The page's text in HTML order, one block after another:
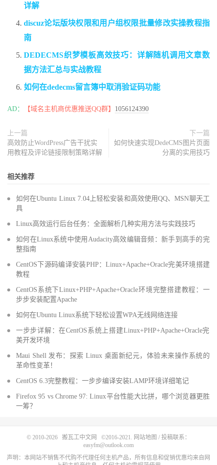
详解
discuz论坛版块权限和用户组权限批量修改实操教程指
南
DEDECMS织梦模板高效技巧：详解随机调用文章数
据方法汇总与实战教程
如何在dedecms留言簿中取消验证码功能
AD： 【域名主机商优惠推送QQ群】 1056124390
上一篇
高效防止WordPress广告干扰实
用教程及评论链接限制策略详解
下一篇
如何快速实现DedeCMS图片页面
分离的实用技巧
相关推荐
如何在Ubuntu Linux 7.04上轻松安装和高效使用QQ、MSN聊天工
具
Linux高效运行后台任务：全面解析几种实用方法与实践技巧
如何在Linux系统中使用Audacity高效编辑音频：新手到高手的完
整指南
CentOS下源码编译安装PHP：Linux+Apache+Oracle完美环境搭建
教程
CentOS系统下Linux+PHP+Apache+Oracle环境完整搭建教程：一
步步安装配置Apache
如何在Ubuntu Linux系统下轻松设置WPA无线网络连接
一步步详解：在CentOS系统上搭建Linux+PHP+Apache+Oracle完
美开发环境
Maui Shell 发布：探索 Linux 桌面新纪元，体验未来操作系统的
革命性变革！
CentOS 6.3完整教程：一步步编译安装LAMP环境详细笔记
Firefox 95 vs Chrome 97: Linux平台性能大比拼，哪个浏览器更胜
一筹？
© 2010-2026 搬瓦工中文网 ©2016-2021. 网站地图 / 投稿联系：
easyfm@outlook.com
声明：本网站不销售不代购不代理任何主机产品，所有信息和促销优惠均来自网